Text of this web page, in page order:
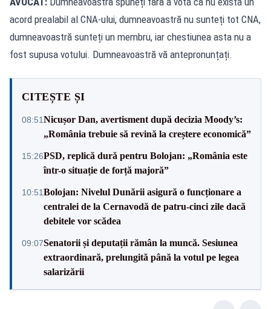
acord prealabil al CNA-ului, dumneavoastră nu sunteți tot CNA,
dumneavoastră sunteți un membru, iar chestiunea asta nu a
fost supusa votului. Dumneavoastră vă antepronunțați.
CITEȘTE ȘI
08:51Nicușor Dan, avertisment după decizia Moody’s:
„România trebuie să revină la creștere economică”
15:26PSD, replică dură pentru Bolojan: „România este
într-o situație de forță majoră”
10:51Bolojan: Nivelul Dunării asigură o funcționare a
centralei de la Cernavodă de patru-cinci zile dacă
debitele vor scădea
09:07Senatorii și deputații rămân la muncă. Sesiunea
extraordinară, prelungită până la votul pe legea
salarizării